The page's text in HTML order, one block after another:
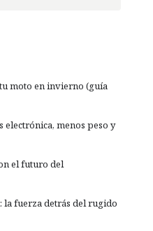
moto en invierno (guía
electrónica, menos peso y
el futuro del
la fuerza detrás del rugido